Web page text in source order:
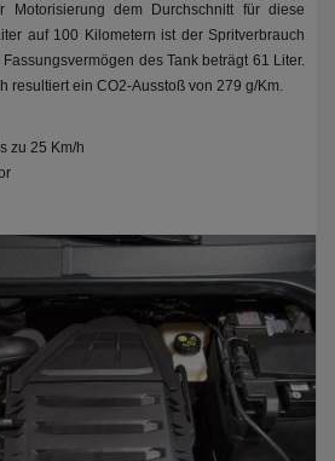
Motorisierung dem Durchschnitt für diese
auf 100 Kilometern ist der Spritverbrauch
des Tank beträgt 61 Liter.
resultiert ein CO2-Ausstoß von 279 g/Km.
zu 25 Km/h